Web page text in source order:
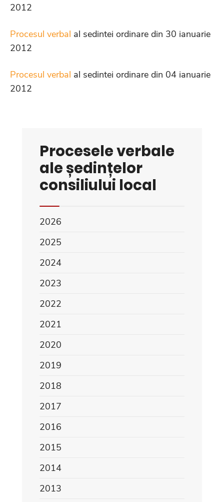
2012
Procesul verbal al sedintei ordinare din 30 ianuarie
2012
Procesul verbal al sedintei ordinare din 04 ianuarie
2012
Procesele verbale
ale ședințelor
consiliului local
2026
2025
2024
2023
2022
2021
2020
2019
2018
2017
2016
2015
2014
2013